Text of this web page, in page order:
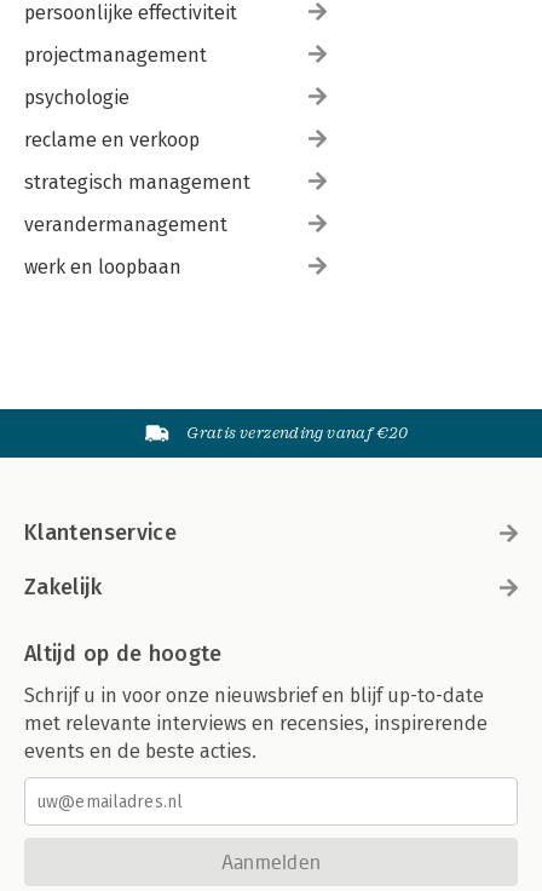
persoonlijke effectiviteit
projectmanagement
psychologie
reclame en verkoop
strategisch management
verandermanagement
werk en loopbaan
Gratis verzending vanaf €20
Klantenservice
Zakelijk
Altijd op de hoogte
Schrijf u in voor onze nieuwsbrief en blijf up-to-date
met relevante interviews en recensies, inspirerende
events en de beste acties.
Aanmelden